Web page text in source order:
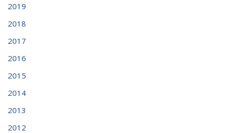
2019
2018
2017
2016
2015
2014
2013
2012